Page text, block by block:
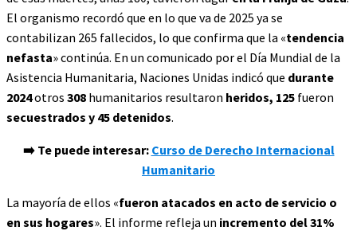
El organismo recordó que en lo que va de 2025 ya se
contabilizan 265 fallecidos, lo que confirma que la «tendencia
nefasta» continúa. En un comunicado por el Día Mundial de la
Asistencia Humanitaria, Naciones Unidas indicó que durante
2024otros 308 humanitarios resultaron heridos, 125 fueron
secuestrados y 45 detenidos.
➡️ Te puede interesar: Curso de Derecho Internacional
Humanitario
La mayoría de ellos «fueron atacados en acto de servicio o
en sus hogares». El informe refleja un incremento del 31%